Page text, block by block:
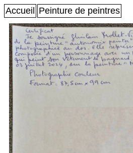
Accueil Peinture de peintres